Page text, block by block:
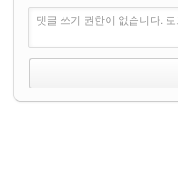
댓글 쓰기 권한이 없습니다.